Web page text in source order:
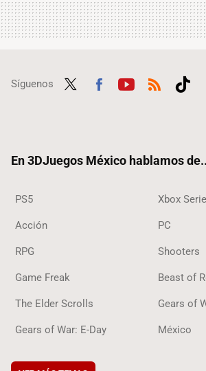
Síguenos
En 3DJuegos México hablamos
PS5 Xbox
Acción PC
RPG Shooters
Game Freak Beast of
The Elder Scrolls Gears of
Gears of War: E-Day México